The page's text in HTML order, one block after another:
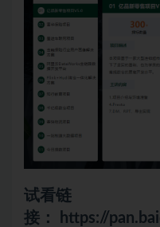
试看链
接：
https://